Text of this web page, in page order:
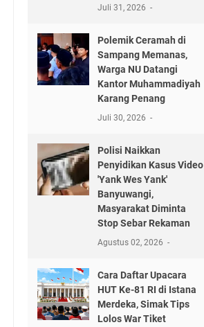
Juli 31, 2026
Polemik Ceramah di
Sampang Memanas,
Warga NU Datangi
Kantor Muhammadiyah
Karang Penang
Juli 30, 2026
Polisi Naikkan
Penyidikan Kasus Video
'Yank Wes Yank'
Banyuwangi,
Masyarakat Diminta
Stop Sebar Rekaman
Agustus 02, 2026
Cara Daftar Upacara
HUT Ke-81 RI di Istana
Merdeka, Simak Tips
Lolos War Tiket